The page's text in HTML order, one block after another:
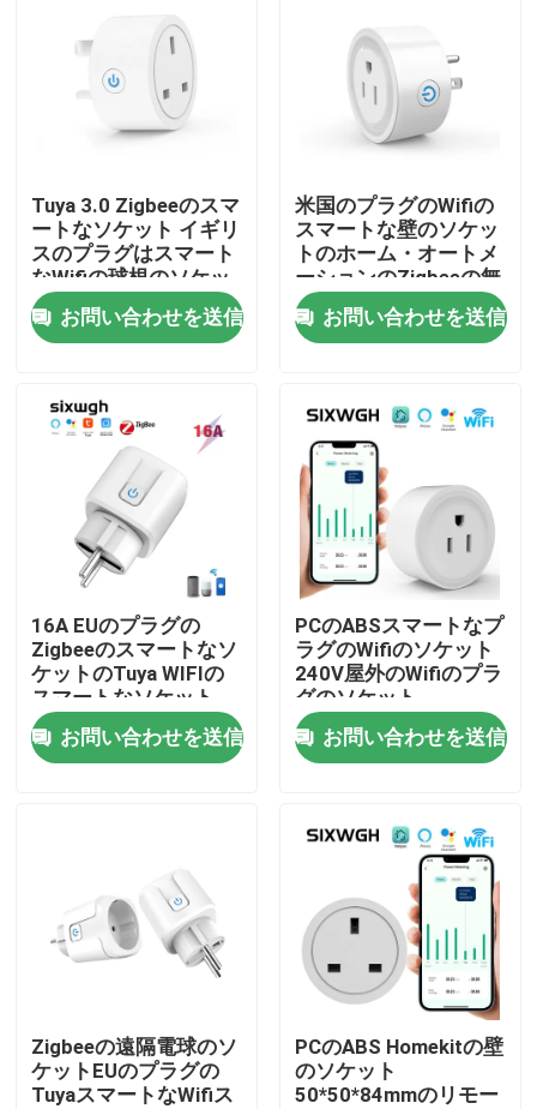
家
プロダクト
私達について
工場旅行
品質管理
引用を要求しなさい
Homekitのスマートなスイッチ
Zigbee スマート スイッチ
Tuya 3.0 Zigbeeのスマ
ートなソケット イギリ
スのプラグはスマート
なWifiの球根のソケッ
トを実現する
お問い合わせを送信
米国のプラグのWifiの
スマートな壁のソケッ
トのホーム・オートメ
ーションのZigbeeの無
線屋外のソケット
お問い合わせを送信
16A EUのプラグの
Zigbeeのスマートなソ
ケットのTuya WIFIの
スマートなソケット
お問い合わせを送信
PCのABSスマートなプ
ラグのWifiのソケット
240V屋外のWifiのプラ
グのソケット
お問い合わせを送信
Zigbeeの遠隔電球のソ
ケットEUのプラグの
TuyaスマートなWifiス
PCのABS Homekitの壁
のソケット
50*50*84mmのリモー